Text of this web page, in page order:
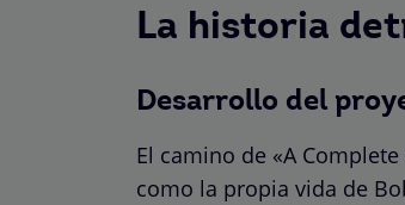
La historia
Desarrollo del
El camino de «A
como la propia vida de